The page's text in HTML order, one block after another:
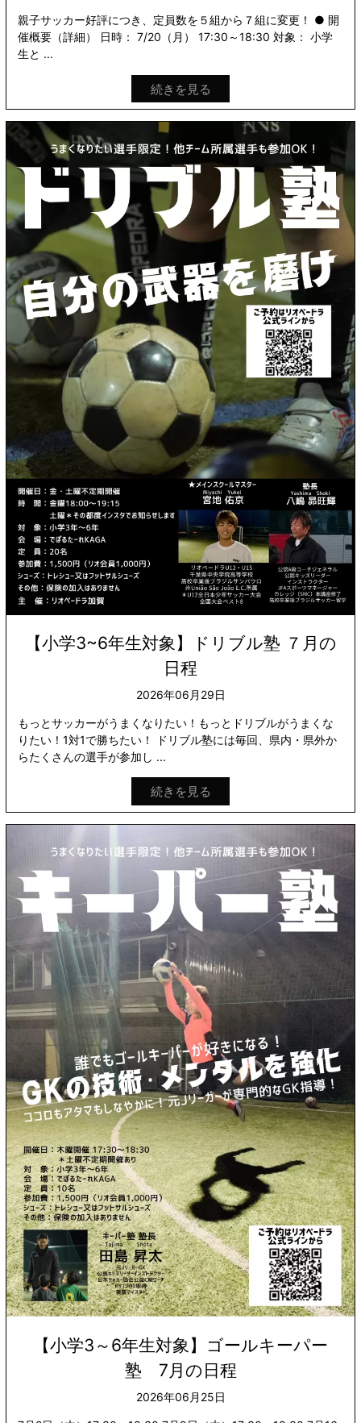
親子サッカー好評につき、定員数を５組から７組に変更！ ● 開
催概要（詳細） 日時： 7/20（月） 17:30～18:30 対象： 小学
生と ...
続きを見る
【小学3~6年生対象】ドリブル塾 ７月の
日程
2026年06月29日
もっとサッカーがうまくなりたい！もっとドリブルがうまくな
りたい！1対1で勝ちたい！ ドリブル塾には毎回、県内・県外か
らたくさんの選手が参加し ...
続きを見る
【小学3～6年生対象】ゴールキーパー
塾 7月の日程
2026年06月25日